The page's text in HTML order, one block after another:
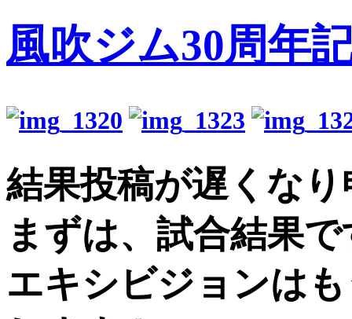
風吹ジム30周年
結果投稿が遅くな
まずは、試合結果
エキシビジョンは